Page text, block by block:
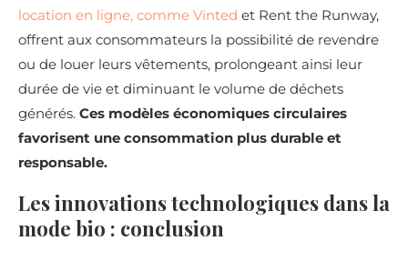
location en ligne, comme Vinted et Rent the Runway,
offrent aux consommateurs la possibilité de revendre
ou de louer leurs vêtements, prolongeant ainsi leur
durée de vie et diminuant le volume de déchets
générés. Ces modèles économiques circulaires
favorisent une consommation plus durable et
responsable.
Les innovations technologiques dans la
mode bio : conclusion